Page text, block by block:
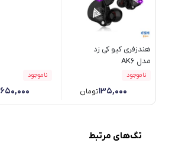
هندزفری کیو کی زد
مدل AK6
ناموجود
۱۳۵,۰۰۰تومان
ناموجود
۶۵۰,۰۰۰
تگ‌های مرتبط